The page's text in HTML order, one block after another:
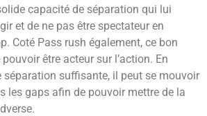
capacité de séparation qui lui
et de ne pas être spectateur en
Coté Pass rush également, ce bon
être acteur sur l’action. En
séparation suffisante, il peut se mouvoir
les gaps afin de pouvoir mettre de la